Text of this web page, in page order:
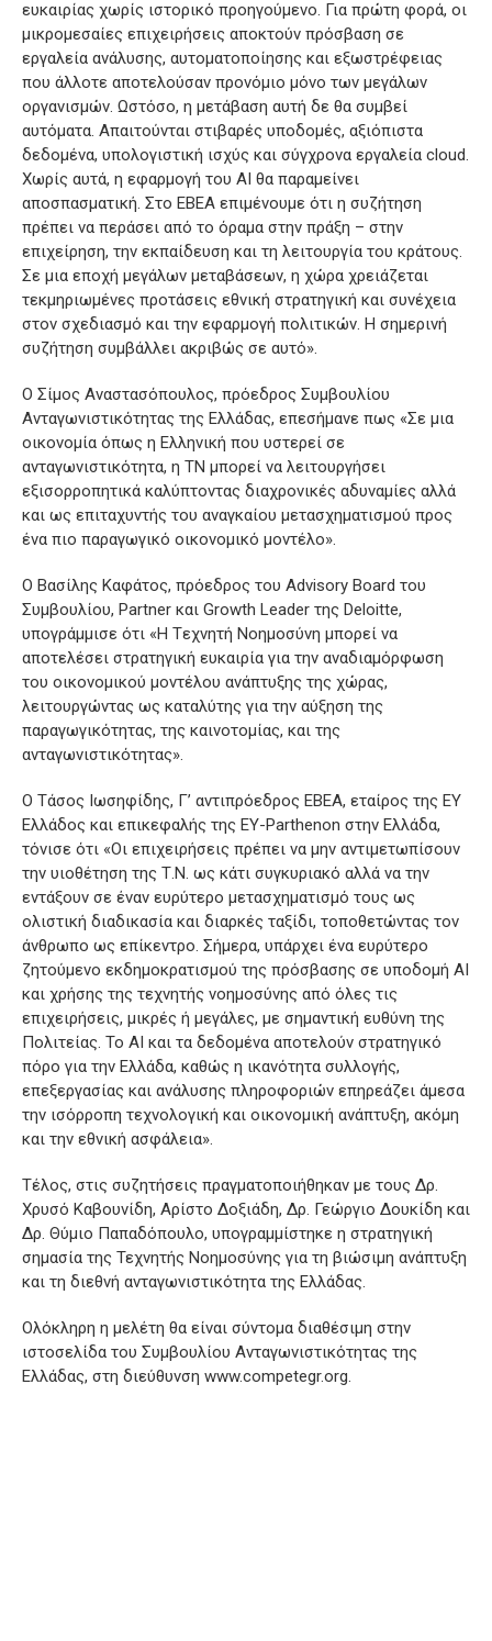
ευκαιρίας χωρίς ιστορικό προηγούμενο. Για πρώτη φορά, οι
μικρομεσαίες επιχειρήσεις αποκτούν πρόσβαση σε
εργαλεία ανάλυσης, αυτοματοποίησης και εξωστρέφειας
που άλλοτε αποτελούσαν προνόμιο μόνο των μεγάλων
οργανισμών. Ωστόσο, η μετάβαση αυτή δε θα συμβεί
αυτόματα. Απαιτούνται στιβαρές υποδομές, αξιόπιστα
δεδομένα, υπολογιστική ισχύς και σύγχρονα εργαλεία cloud.
Χωρίς αυτά, η εφαρμογή του AI θα παραμείνει
αποσπασματική. Στο ΕΒΕΑ επιμένουμε ότι η συζήτηση
πρέπει να περάσει από το όραμα στην πράξη – στην
επιχείρηση, την εκπαίδευση και τη λειτουργία του κράτους.
Σε μια εποχή μεγάλων μεταβάσεων, η χώρα χρειάζεται
τεκμηριωμένες προτάσεις εθνική στρατηγική και συνέχεια
στον σχεδιασμό και την εφαρμογή πολιτικών. Η σημερινή
συζήτηση συμβάλλει ακριβώς σε αυτό».
Ο Σίμος Αναστασόπουλος, πρόεδρος Συμβουλίου
Ανταγωνιστικότητας της Ελλάδας, επεσήμανε πως «Σε μια
οικονομία όπως η Ελληνική που υστερεί σε
ανταγωνιστικότητα, η ΤΝ μπορεί να λειτουργήσει
εξισορροπητικά καλύπτοντας διαχρονικές αδυναμίες αλλά
και ως επιταχυντής του αναγκαίου μετασχηματισμού προς
ένα πιο παραγωγικό οικονομικό μοντέλο».
Ο Βασίλης Καφάτος, πρόεδρος του Advisory Bοard του
Συμβουλίου, Partner και Growth Leader της Deloitte,
υπογράμμισε ότι «Η Tεχνητή Nοημοσύνη μπορεί να
αποτελέσει στρατηγική ευκαιρία για την αναδιαμόρφωση
του οικονομικού μοντέλου ανάπτυξης της χώρας,
λειτουργώντας ως καταλύτης για την αύξηση της
παραγωγικότητας, της καινοτομίας, και της
ανταγωνιστικότητας».
Ο Τάσος Ιωσηφίδης, Γ’ αντιπρόεδρος ΕΒΕΑ, εταίρος της EY
Ελλάδος και επικεφαλής της EY-Parthenon στην Ελλάδα,
τόνισε ότι «Οι επιχειρήσεις πρέπει να μην αντιμετωπίσουν
την υιοθέτηση της Τ.Ν. ως κάτι συγκυριακό αλλά να την
εντάξουν σε έναν ευρύτερο μετασχηματισμό τους ως
ολιστική διαδικασία και διαρκές ταξίδι, τοποθετώντας τον
άνθρωπο ως επίκεντρο. Σήμερα, υπάρχει ένα ευρύτερο
ζητούμενο εκδημοκρατισμού της πρόσβασης σε υποδομή AI
και χρήσης της τεχνητής νοημοσύνης από όλες τις
επιχειρήσεις, μικρές ή μεγάλες, με σημαντική ευθύνη της
Πολιτείας. Το ΑΙ και τα δεδομένα αποτελούν στρατηγικό
πόρο για την Ελλάδα, καθώς η ικανότητα συλλογής,
επεξεργασίας και ανάλυσης πληροφοριών επηρεάζει άμεσα
την ισόρροπη τεχνολογική και οικονομική ανάπτυξη, ακόμη
και την εθνική ασφάλεια».
Τέλος, στις συζητήσεις πραγματοποιήθηκαν με τους Δρ.
Χρυσό Καβουνίδη, Αρίστο Δοξιάδη, Δρ. Γεώργιο Δουκίδη και
Δρ. Θύμιο Παπαδόπουλο, υπογραμμίστηκε η στρατηγική
σημασία της Τεχνητής Νοημοσύνης για τη βιώσιμη ανάπτυξη
και τη διεθνή ανταγωνιστικότητα της Ελλάδας.
Ολόκληρη η μελέτη θα είναι σύντομα διαθέσιμη στην
ιστοσελίδα του Συμβουλίου Ανταγωνιστικότητας της
Ελλάδας, στη διεύθυνση www.competegr.org.